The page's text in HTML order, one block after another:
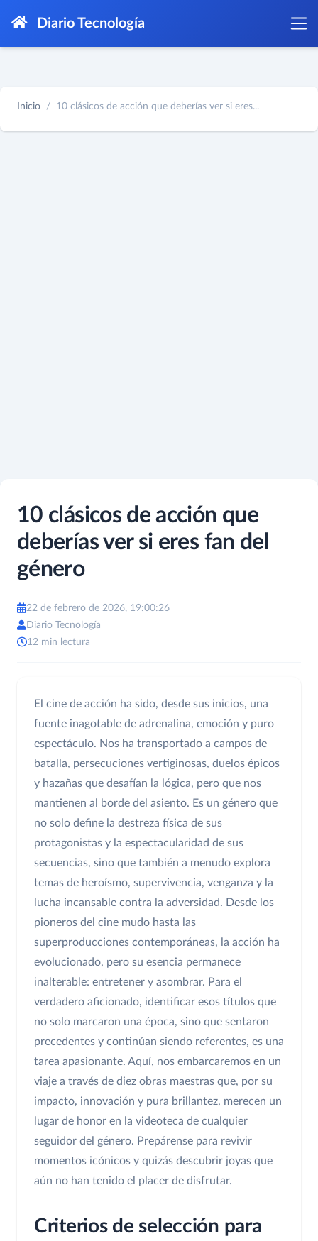
Diario Tecnología
Inicio 10 clásicos de acción que deberías ver si eres...
10 clásicos de acción que
deberías ver si eres fan del
género
22 de febrero de 2026, 19:00:26
Diario Tecnología
12 min lectura
El cine de acción ha sido, desde sus inicios, una
fuente inagotable de adrenalina, emoción y puro
espectáculo. Nos ha transportado a campos de
batalla, persecuciones vertiginosas, duelos épicos
y hazañas que desafían la lógica, pero que nos
mantienen al borde del asiento. Es un género que
no solo define la destreza física de sus
protagonistas y la espectacularidad de sus
secuencias, sino que también a menudo explora
temas de heroísmo, supervivencia, venganza y la
lucha incansable contra la adversidad. Desde los
pioneros del cine mudo hasta las
superproducciones contemporáneas, la acción ha
evolucionado, pero su esencia permanece
inalterable: entretener y asombrar. Para el
verdadero aficionado, identificar esos títulos que
no solo marcaron una época, sino que sentaron
precedentes y continúan siendo referentes, es una
tarea apasionante. Aquí, nos embarcaremos en un
viaje a través de diez obras maestras que, por su
impacto, innovación y pura brillantez, merecen un
lugar de honor en la videoteca de cualquier
seguidor del género. Prepárense para revivir
momentos icónicos y quizás descubrir joyas que
aún no han tenido el placer de disfrutar.
Criterios de selección para